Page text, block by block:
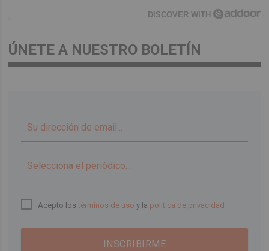
DISCOVER WITH
ÚNETE A NUESTRO BOLETÍN
Acepto lostérminos de uso y la política de privacidad
INSCRIBIRME